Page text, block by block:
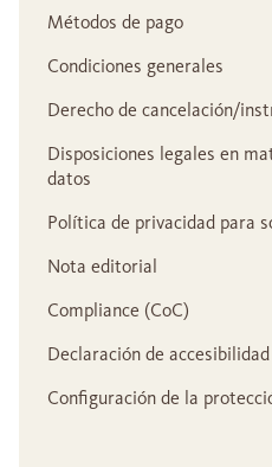
Métodos de pago
Condiciones generales
Derecho de cancelación/
Disposiciones legales en
datos
Política de privacidad para
Nota editorial
Compliance (CoC)
Declaración de accesibilidad
Configuración de la